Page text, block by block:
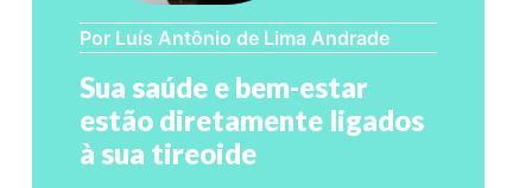
Por Luís Antônio de Lima Andrade
Sua saúde e bem-estar
estão diretamente ligados
à sua tireoide